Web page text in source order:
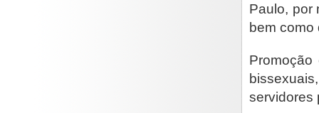
Paulo, por
bem como
servidores